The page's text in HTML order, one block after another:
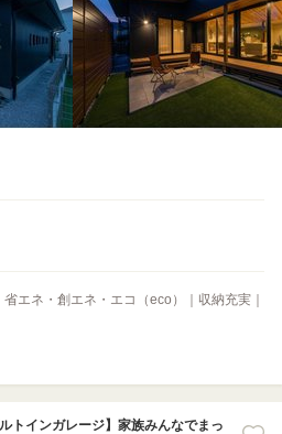
省エネ・創エネ・エコ（eco）｜収納充実｜
トインガレージ】家族みんなでまっ